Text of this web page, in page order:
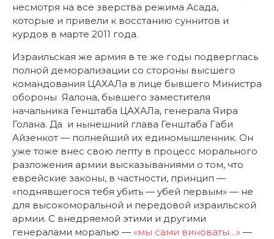
несмотря на все зверства режима Асада,
которые и привели к восстанию суннитов и
курдов в марте 2011 года.
Израильская же армия в те же годы подверглась
полной деморализации со стороны высшего
командования ЦАХАЛа в лице бывшего Министра
обороны Яалона, бывшего заместителя
начальника Генштаба ЦАХАЛа, генерала Яира
Голана. Да и нынешний глава Генштаба Габи
Айзенкот — полнейший их единомышленник. Он
уже тоже внес свою лепту в процесс морального
разложения армии высказываниями о том, что
еврейские законы, в частности, принцип —
«поднявшегося тебя убить — убей первым» — не
для высокоморальной и передовой израильской
армии. С внедряемой этими и другими
генералами моралью — «мы сами виноваты…» —